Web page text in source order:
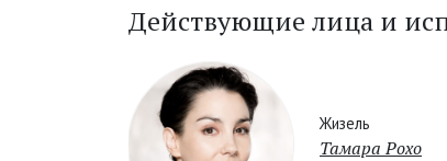
Действующие лица и
Жизель
Тамара Рохо